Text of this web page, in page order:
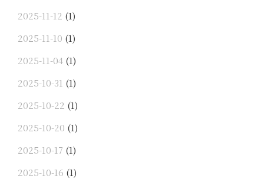
2025-11-12 (1)
2025-11-10 (1)
2025-11-04 (1)
2025-10-31 (1)
2025-10-22 (1)
2025-10-20 (1)
2025-10-17 (1)
2025-10-16 (1)